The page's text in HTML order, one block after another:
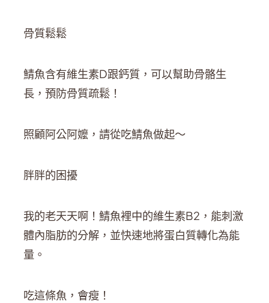
骨質鬆鬆
鯖魚含有維生素D跟鈣質，可以幫助骨骼生
長，預防骨質疏鬆！
照顧阿公阿嬤，請從吃鯖魚做起～
胖胖的困擾
我的老天天啊！鯖魚裡中的維生素B2，能刺激
體內脂肪的分解，並快速地將蛋白質轉化為能
量。
吃這條魚，會瘦！